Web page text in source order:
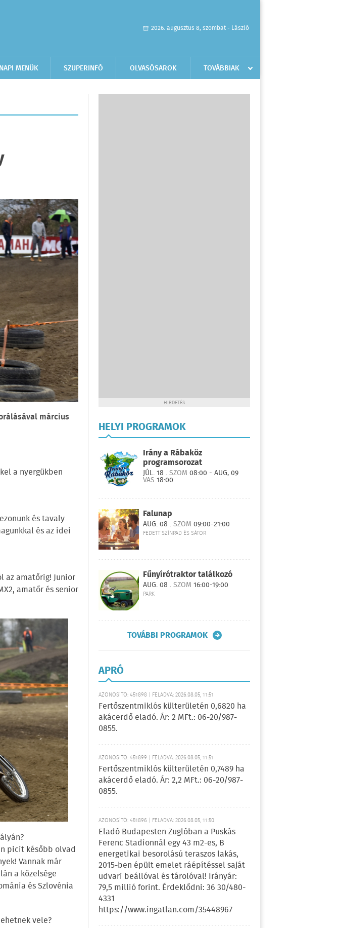
2026. augusztus 8, szombat - László
NAPI MENÜK SZUPERINFÓ OLVASÓSAROK TOVÁBBIAK
március
a nyergükben
és tavaly
és az idei
az amatőrig! Junior
amatőr és senior
picit később olvad
Vannak már
a közelsége
és Szlovénia
vele?
HIRDETÉS
HELYI PROGRAMOK
Irány a Rábaköz
programsorozat
JÚL. 18 .SZOM 08:00 - AUG, 09
VAS 18:00
Falunap
AUG. 08 .SZOM 09:00-21:00
FEDETT SZÍNPAD ÉS SÁTOR
Fűnyírótraktor találkozó
AUG. 08 .SZOM 16:00-19:00
PARK
TOVÁBBI PROGRAMOK
APRÓ
AZONOSÍTÓ: 451898 | FELADVA: 2026.08.05, 11:51
Fertőszentmiklós külterületén 0,6820 ha
akácerdő eladó. Ár: 2 MFt.: 06-20/987-
0855.
AZONOSÍTÓ: 451899 | FELADVA: 2026.08.05, 11:51
Fertőszentmiklós külterületén 0,7489 ha
akácerdő eladó. Ár: 2,2 MFt.: 06-20/987-
0855.
AZONOSÍTÓ: 451896 | FELADVA: 2026.08.05, 11:50
Eladó Budapesten Zuglóban a Puskás
Ferenc Stadionnál egy 43 m2-es, B
energetikai besorolású teraszos lakás,
2015-ben épült emelet ráépítéssel saját
udvari beállóval és tárolóval! Irányár:
79,5 millió forint. Érdeklődni: 36 30/480-
4331
https://www.ingatlan.com/35448967